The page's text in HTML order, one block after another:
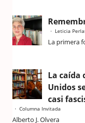
Leticia
La primera
La caída
Unidos
casi
Columna Invitada
Alberto J. Olvera